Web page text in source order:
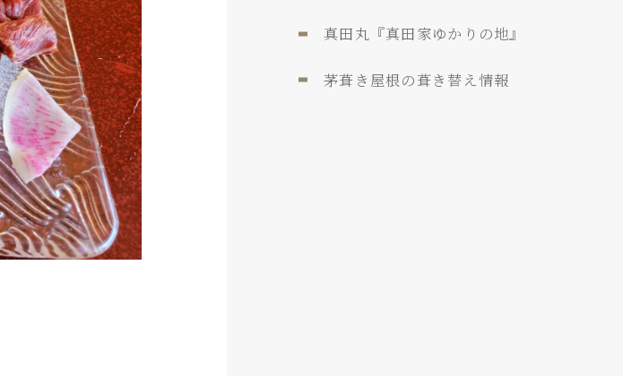
真田丸『真田家ゆかりの地』
茅葺き屋根の葺き替え情報